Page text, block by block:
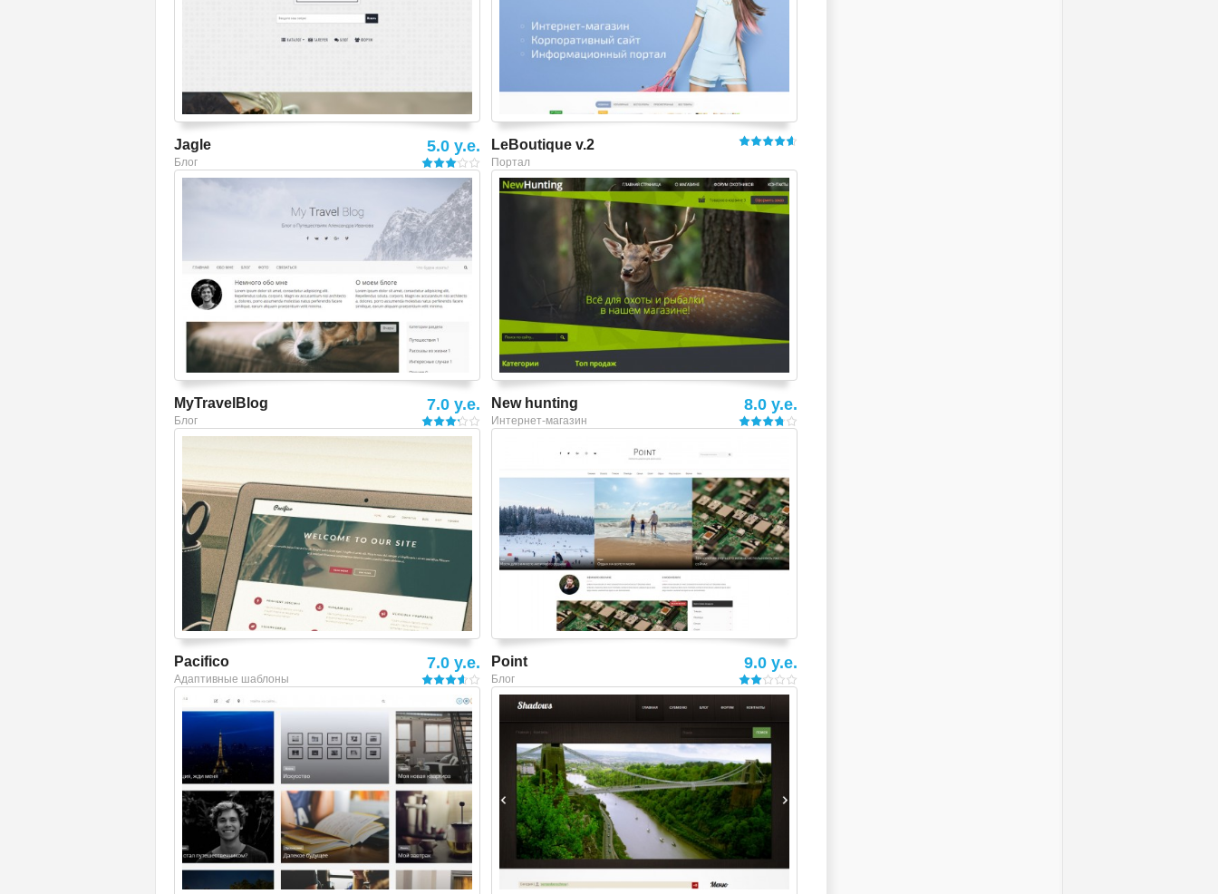
Jagle
Блог
5.0 y.e. LeBoutique v.2
Портал
MyTravelBlog
Блог
7.0 y.e.
Смотреть шаблон
New hunting
Интернет-магазин
8.0 y.e.
Pacifico
Адаптивные шаблоны
7.0 y.e. Point
Блог
9.0 y.e.
Смотреть шаблон